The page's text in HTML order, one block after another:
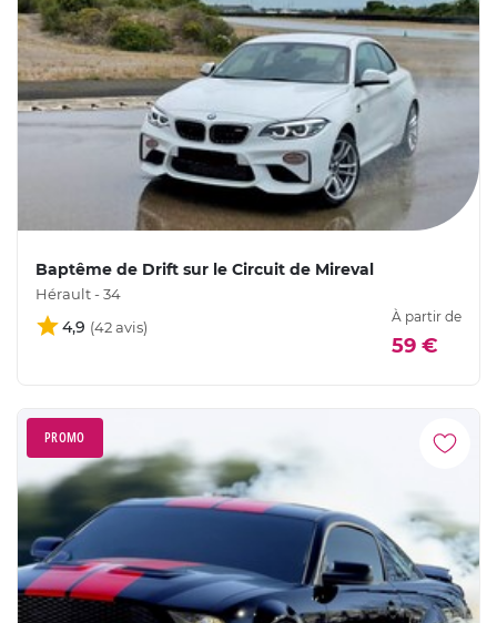
Baptême de Drift sur le Circuit de Mireval
Hérault - 34
4,9
À partir de
59 €
PROMO